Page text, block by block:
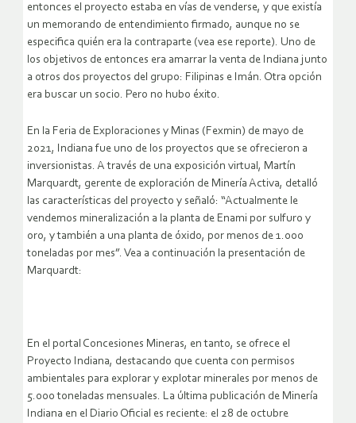
entonces el proyecto estaba en vías de venderse, y que existía
un memorando de entendimiento firmado, aunque no se
especifica quién era la contraparte (vea ese reporte). Uno de
los objetivos de entonces era amarrar la venta de Indiana junto
a otros dos proyectos del grupo: Filipinas e Imán. Otra opción
era buscar un socio. Pero no hubo éxito.
En la Feria de Exploraciones y Minas (Fexmin) de mayo de
2021, Indiana fue uno de los proyectos que se ofrecieron a
inversionistas. A través de una exposición virtual, Martín
Marquardt, gerente de exploración de Minería Activa, detalló
las características del proyecto y señaló: “Actualmente le
vendemos mineralización a la planta de Enami por sulfuro y
oro, y también a una planta de óxido, por menos de 1.000
toneladas por mes”. Vea a continuación la presentación de
Marquardt:
En el portal Concesiones Mineras, en tanto, se ofrece el
Proyecto Indiana, destacando que cuenta con permisos
ambientales para explorar y explotar minerales por menos de
5.000 toneladas mensuales. La última publicación de Minería
Indiana en el Diario Oficial es reciente: el 28 de octubre